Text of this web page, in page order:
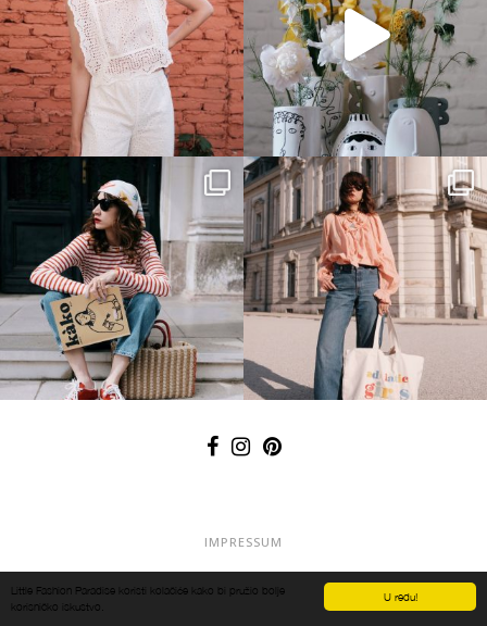
U redu!
Little Fashion Paradise koristi kolačiće kako bi pružio bolje
korisničko iskustvo.
IMPRESSUM